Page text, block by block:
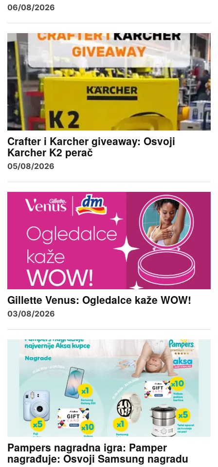
06/08/2026
Crafter i Karcher giveaway: Osvoji
Karcher K2 perač
05/08/2026
Gillette Venus: Ogledalce kaže WOW!
03/08/2026
Pampers nagradna igra: Pamper
nagrađuje: Osvoji Samsung nagradu